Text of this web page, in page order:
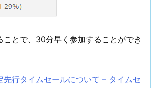
ことで、30分早く参加することができ
先行タイムセールについて – タイムセ